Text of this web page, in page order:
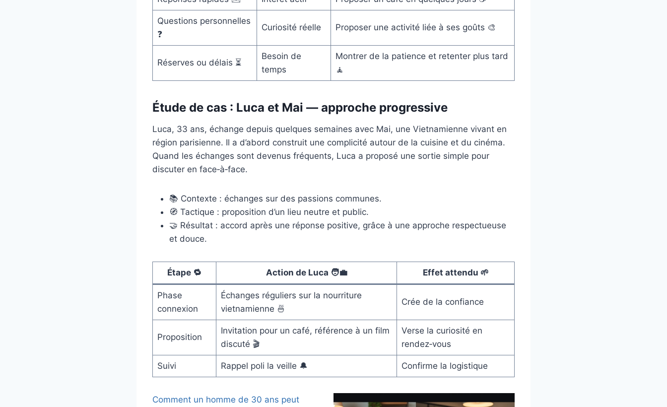
Questions personnelles
❓
Curiosité réelle Proposer une activité liée à ses goûts 🎨
Réserves ou délais ⏳
Besoin de
temps
Montrer de la patience et retenter plus tard
🧘
Étude de cas : Luca et Mai — approche progressive
Luca, 33 ans, échange depuis quelques semaines avec Mai, une Vietnamienne vivant en
région parisienne. Il a d’abord construit une complicité autour de la cuisine et du cinéma.
Quand les échanges sont devenus fréquents, Luca a proposé une sortie simple pour
discuter en face‑à‑face.
📚 Contexte : échanges sur des passions communes.
🧭 Tactique : proposition d’un lieu neutre et public.
🤝 Résultat : accord après une réponse positive, grâce à une approche respectueuse
et douce.
Étape 🔁 Action de Luca 🧑‍💼 Effet attendu 🌱
Phase
connexion
Échanges réguliers sur la nourriture
vietnamienne 🍜
Crée de la confiance
Proposition
Invitation pour un café, référence à un film
discuté 🎬
Verse la curiosité en
rendez‑vous
Suivi Rappel poli la veille 🔔 Confirme la logistique
Comment un homme de 30 ans peut